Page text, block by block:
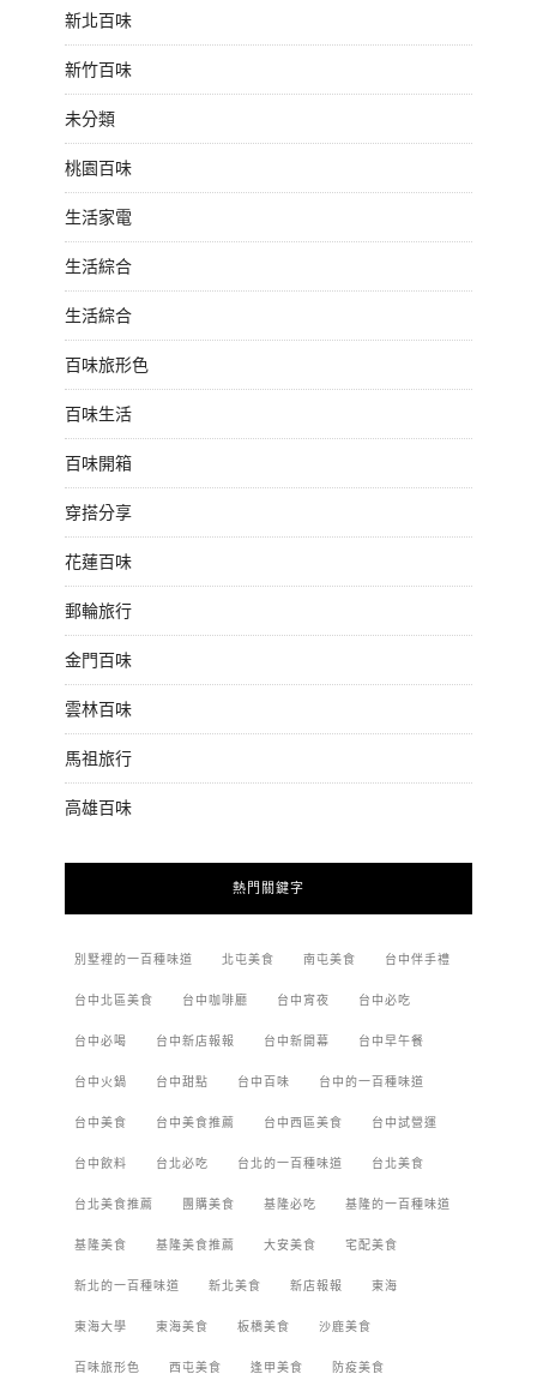
新北百味
新竹百味
未分類
桃園百味
生活家電
生活綜合
生活綜合
百味旅形色
百味生活
百味開箱
穿搭分享
花蓮百味
郵輪旅行
金門百味
雲林百味
馬祖旅行
高雄百味
熱門關鍵字
別墅裡的一百種味道 北屯美食 南屯美食 台中伴手禮
台中北區美食 台中咖啡廳 台中宵夜 台中必吃
台中必喝 台中新店報報 台中新開幕 台中早午餐
台中火鍋 台中甜點 台中百味 台中的一百種味道
台中美食 台中美食推薦 台中西區美食 台中試營運
台中飲料 台北必吃 台北的一百種味道 台北美食
台北美食推薦 團購美食 基隆必吃 基隆的一百種味道
基隆美食 基隆美食推薦 大安美食 宅配美食
新北的一百種味道 新北美食 新店報報 東海
東海大學 東海美食 板橋美食 沙鹿美食
百味旅形色 西屯美食 逢甲美食 防疫美食